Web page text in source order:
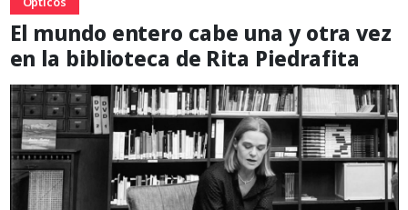
El mundo entero cabe una y otra vez
en la biblioteca de Rita Piedrafita